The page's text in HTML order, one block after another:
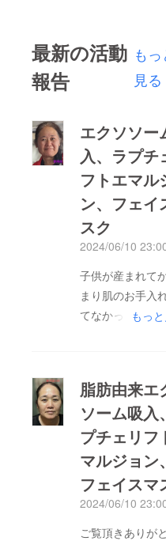
最新の活動
報告
もっ
見る
エクソソー
入、ラプチ
フトエマル
ン、フェイ
スク
2024/06/10
子供が産まれて
まり肌のお手入
てなかった為シ
この写真がエク
ムを始める前の
なります。お食
方すいません。(
もっ
脂肪由来エ
ソーム吸入
プチェリフ
マルジョン、
フェイスマ
2024/06/10
ご覧頂きありが